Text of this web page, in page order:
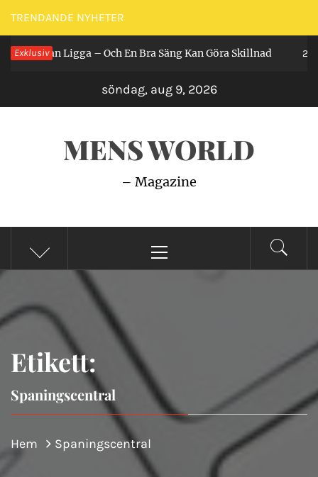
Hoppa
till
innehåll
TRENDANDE NYHETER
Exklusiv
Får Man Ligga – Och En Bra Säng Kan Göra Skillnad 2 år
söndag, aug 9, 2026
MENS WORLD
– Magazine
meny
Etikett:
Spaningscentral
Hem Spaningscentral